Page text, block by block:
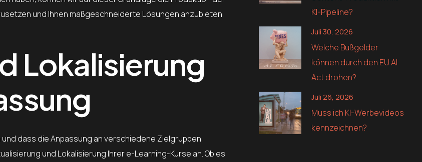
und Ihnen maßgeschneiderte Lösungen anzubieten.
Lokalisierung
dass die Anpassung an verschiedene Zielgruppen
und Lokalisierung Ihrer e-Learning-Kurse an. Ob es
KI-Pipeline?
Welche Bußgelder
können durch den EU AI
Act drohen?
Juli 30, 2026
Muss ich KI-Werbevideos
kennzeichnen?
Juli 26, 2026